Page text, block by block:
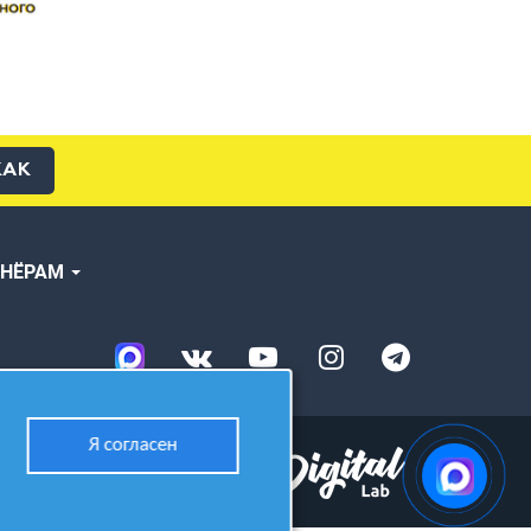
Разработано в студии
Я согласен